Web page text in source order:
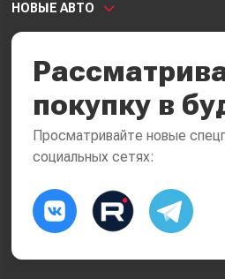
НОВЫЕ АВТО
покупку в
Просматривайте новые
социальных сетях: